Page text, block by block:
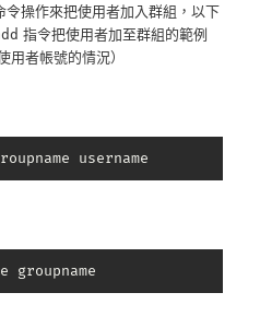
操作來把使用者加入群組，以下
指令把使用者加至群組的範例
用者帳號的情況）
username
groupname